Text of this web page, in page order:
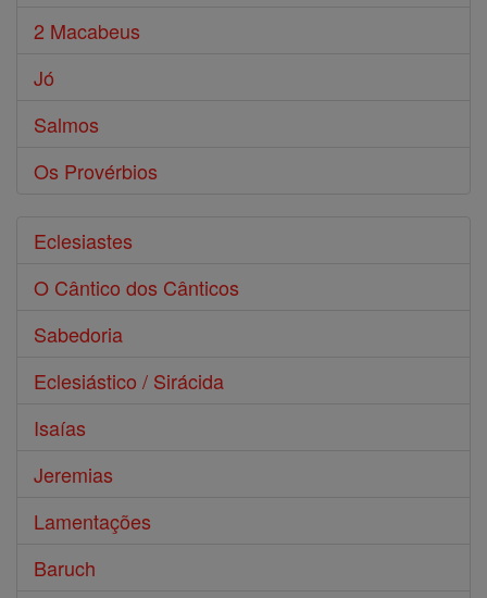
2 Macabeus
Jó
Salmos
Os Provérbios
Eclesiastes
O Cântico dos Cânticos
Sabedoria
Eclesiástico / Sirácida
Isaías
Jeremias
Lamentações
Baruch